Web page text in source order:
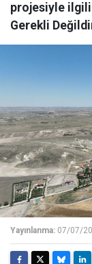
projesiyle ilgili
Gerekli
Yayınlanma: 07/07/